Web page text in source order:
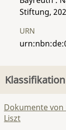
Stiftung,
URN
Klassifikation
Dokumente von
Liszt